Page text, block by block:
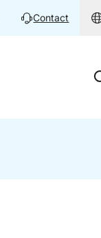
Contact